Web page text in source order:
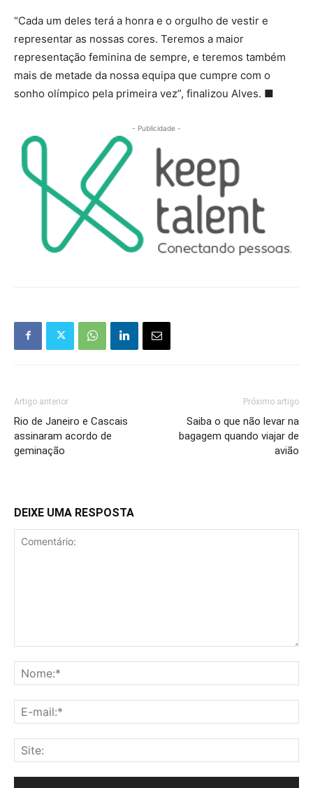
“Cada um deles terá a honra e o orgulho de vestir e
representar as nossas cores. Teremos a maior
representação feminina de sempre, e teremos também
mais de metade da nossa equipa que cumpre com o
sonho olímpico pela primeira vez”, finalizou Alves. ■
- Publicidade -
Artigo anterior
Rio de Janeiro e Cascais
assinaram acordo de
geminação
Próximo artigo
Saiba o que não levar na
bagagem quando viajar de
avião
DEIXE UMA RESPOSTA